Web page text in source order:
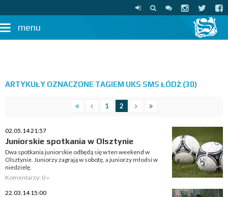
menu
ARTYKUŁY OZNACZONE TAGIEM UKS SMS ŁÓDŹ (30)
1 2
02.05.14 21:57
Juniorskie spotkania w Olsztynie
Dwa spotkania juniorskie odbędą się w ten weekend w
Olsztynie. Juniorzy zagrają w sobotę, a juniorzy młodsi w
niedzielę.
Komentarzy: 0 »
22.03.14 15:00